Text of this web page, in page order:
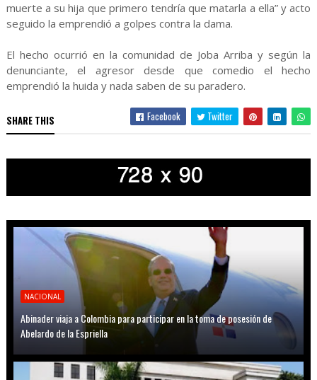
muerte a su hija que primero tendría que matarla a ella” y acto
seguido la emprendió a golpes contra la dama.
El hecho ocurrió en la comunidad de Joba Arriba y según la
denunciante, el agresor desde que comedio el hecho
emprendió la huida y nada saben de su paradero.
SHARE THIS Facebook Twitter
NACIONAL
Abinader viaja a Colombia para participar en la toma de posesión de
Abelardo de la Espriella